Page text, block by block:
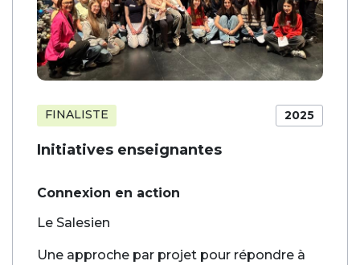
2025
FINALISTE
Initiatives enseignantes
Connexion en action
Le Salesien
Une approche par projet pour répondre à